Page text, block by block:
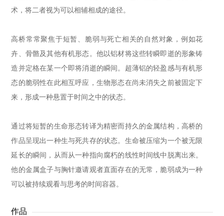
术，将二者视为可以相辅相成的途径。
高桥常常聚焦于短暂、脆弱与死亡相关的自然对象，例如花
卉、骨骼及其他有机形态。他以铝材将这些转瞬即逝的形象铸
造并定格在某一个即将消逝的瞬间。超薄铝的轻盈感与有机形
态的脆弱性在此相互呼应，生物形态在尚未消失之前被固定下
来，形成一种悬置于时间之中的状态。
通过将短暂的生命形态转译为精密而持久的金属结构，高桥的
作品呈现出一种生与死共存的状态。生命被压缩为一个被无限
延长的瞬间，从而从一种指向腐朽的线性时间线中脱离出来。
他的金属盒子与胸针邀请观者直面存在的无常，脆弱成为一种
可以被持续观看与思考的时间容器。
作品